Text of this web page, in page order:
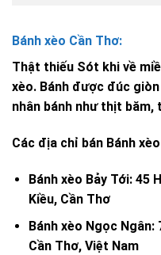
Bánh xèo Cần Thơ:
Thật thiếu Sót khi về
xèo. Bánh được đúc
nhân bánh như thịt băm,
Các địa chỉ bán Bánh
Bánh xèo Bảy Tới: 45
Kiều, Cần Thơ
Bánh xèo Ngọc Ngân:
Cần Thơ, Việt Nam